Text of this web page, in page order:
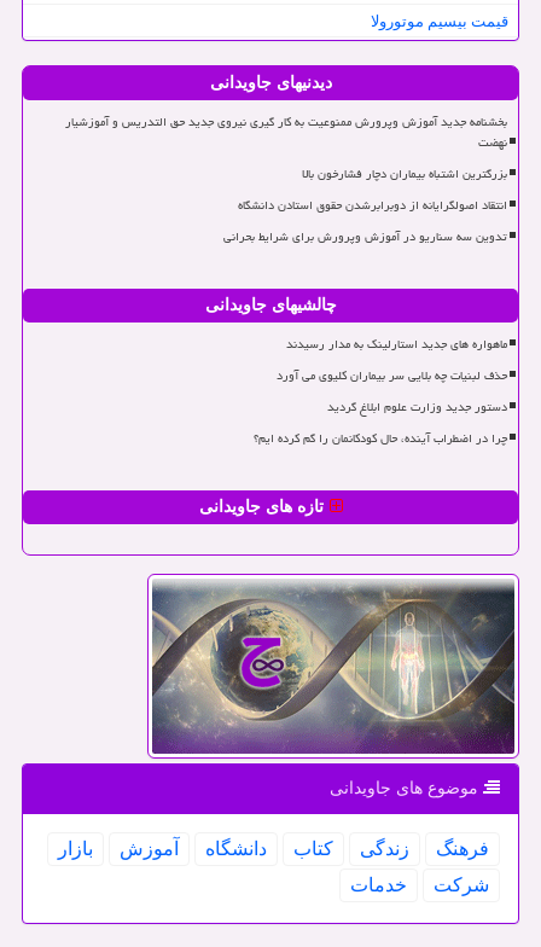
قیمت بیسیم موتورولا
دیدنیهای جاویدانی
بخشنامه جدید آموزش وپرورش ممنوعیت به کار گیری نیروی جدید حق التدریس و آموزشیار
نهضت
بزرگترین اشتباه بیماران دچار فشارخون بالا
انتقاد اصولگرایانه از دوبرابرشدن حقوق استادن دانشگاه
تدوین سه سناریو در آموزش وپرورش برای شرایط بحرانی
چالشیهای جاویدانی
ماهواره های جدید استارلینک به مدار رسیدند
حذف لبنیات چه بلایی سر بیماران کلیوی می آورد
دستور جدید وزارت علوم ابلاغ گردید
چرا در اضطراب آینده، حال کودکانمان را گم کرده ایم؟
تازه های جاویدانی
موضوع های جاویدانی
فرهنگ زندگی كتاب دانشگاه آموزش
بازار
شركت
خدمات